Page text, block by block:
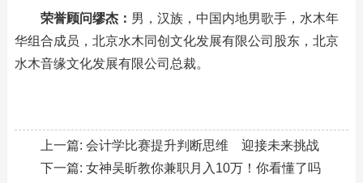
荣誉顾问缪杰： 男，汉族，中国内地男歌手，水木年
华组合成员，北京水木同创文化发展有限公司股东，北京
水木音缘文化发展有限公司总裁。
上一篇: 会计学比赛提升判断思维 迎接未来挑战
下一篇: 女神吴昕教你兼职月入10万！你看懂了吗